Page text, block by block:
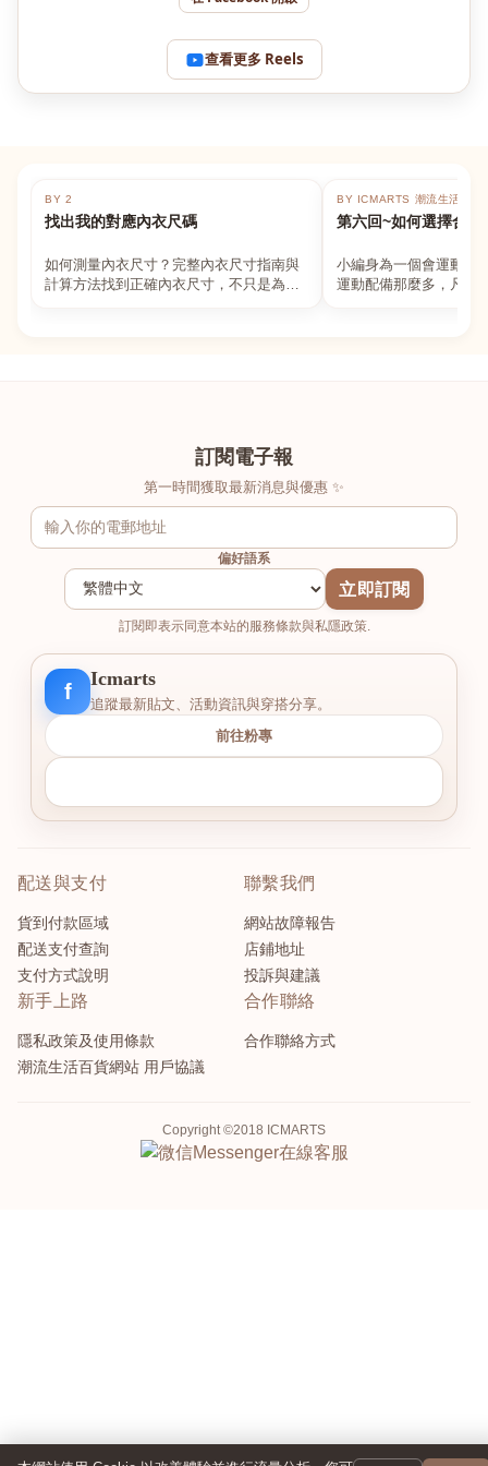
查看更多 Reels
BY 2
找出我的對應內衣尺碼
如何測量內衣尺寸？完整內衣尺寸指南與
計算方法找到正確內衣尺寸，不只是為了
BY ICMARTS 潮流生活百貨
第六回~如何選擇合適
小編身為一個會運動的
運動配備那麼多，凡舉
訂閱電子報
第一時間獲取最新消息與優惠 ✨
偏好語系
立即訂閱
訂閱即表示同意本站的服務條款與私隱政策.
f
Icmarts
追蹤最新貼文、活動資訊與穿搭分享。
前往粉專
配送與支付
貨到付款區域
配送支付查詢
支付方式說明
聯繫我們
網站故障報告
店鋪地址
投訴與建議
新手上路
隱私政策及使用條款
潮流生活百貨網站 用戶協議
合作聯絡
合作聯絡方式
Copyright ©2018 ICMARTS
Messenger在線客服